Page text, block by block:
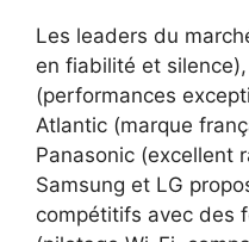
Les leaders du
en fiabilité et
(performances
Atlantic (marque
Panasonic (excellent
Samsung et LG
compétitifs avec des